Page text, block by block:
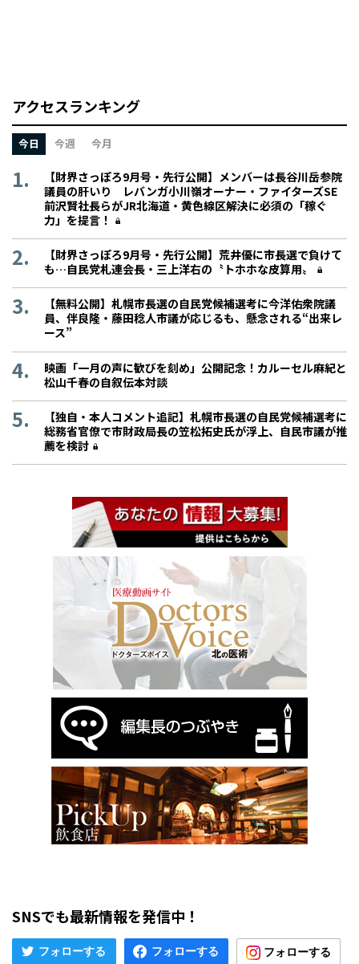
アクセスランキング
今日 今週 今月
【財界さっぽろ9月号・先行公開】メンバーは長谷川岳参院
議員の肝いり レバンガ小川嶺オーナー・ファイターズSE
前沢賢社長らがJR北海道・黄色線区解決に必須の「稼ぐ
力」を提言！
【財界さっぽろ9月号・先行公開】荒井優に市長選で負けて
も…自民党札連会長・三上洋右の〝トホホな皮算用〟
【無料公開】札幌市長選の自民党候補選考に今洋佑衆院議
員、伴良隆・藤田稔人市議が応じるも、懸念される“出来レ
ース”
映画「一月の声に歓びを刻め」公開記念！カルーセル麻紀と
松山千春の自叙伝本対談
【独自・本人コメント追記】札幌市長選の自民党候補選考に
総務省官僚で市財政局長の笠松拓史氏が浮上、自民市議が推
薦を検討
SNSでも最新情報を発信中！